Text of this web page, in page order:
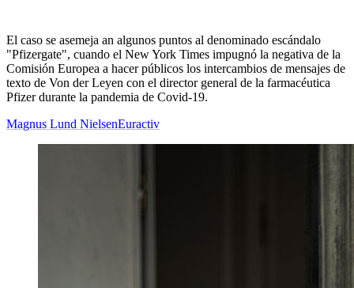
El caso se asemeja an algunos puntos al denominado escándalo
"Pfizergate", cuando el New York Times impugnó la negativa de la
Comisión Europea a hacer públicos los intercambios de mensajes de
texto de Von der Leyen con el director general de la farmacéutica
Pfizer durante la pandemia de Covid-19.
Magnus Lund NielsenEuractiv